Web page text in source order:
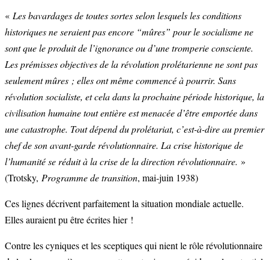
« Les bavardages de toutes sortes selon lesquels les conditions
historiques ne seraient pas encore “mûres” pour le socialisme ne
sont que le produit de l’ignorance ou d’une tromperie consciente.
Les prémisses objectives de la révolution prolétarienne ne sont pas
seulement mûres ; elles ont même commencé à pourrir. Sans
révolution socialiste, et cela dans la prochaine période historique, la
civilisation humaine tout entière est menacée d’être emportée dans
une catastrophe. Tout dépend du prolétariat, c’est-à-dire au premier
chef de son avant-garde révolutionnaire. La crise historique de
l’humanité se réduit à la crise de la direction révolutionnaire. »
(Trotsky, Programme de transition, mai-juin 1938)
Ces lignes décrivent parfaitement la situation mondiale actuelle.
Elles auraient pu être écrites hier !
Contre les cyniques et les sceptiques qui nient le rôle révolutionnaire